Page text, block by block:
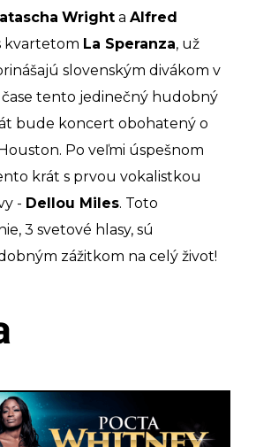
Wright a Alfred
kvartetom La Speranza, už
slovenským divákom v
tento jedinečný hudobný
bude koncert obohatený o
Po veľmi úspešnom
krát s prvou vokalistkou
- Dellou Miles. Toto
3 svetové hlasy, sú
zážitkom na celý život!